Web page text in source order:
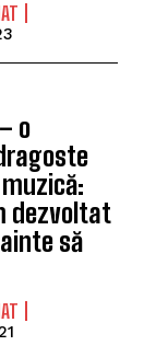
o
dezvoltat
să